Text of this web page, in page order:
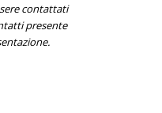
contattati
presente